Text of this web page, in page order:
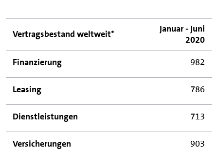
Vertragsbestand weltweit*
Januar - Juni
2020
Finanzierung
982
Leasing 786
Dienstleistungen 713
Versicherungen 903